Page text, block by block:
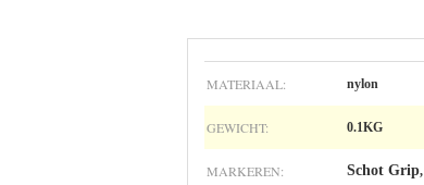
MATERIAAL: nylon
GEWICHT: 0.1KG
MARKEREN: Schot Grip,